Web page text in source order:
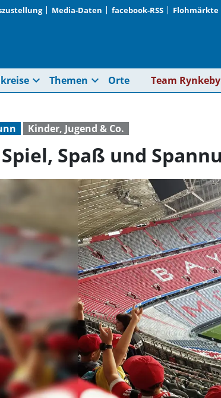
Media-Daten facebook-RSS Flohmärkte
Jede
expand_more Themen expand_more Orte Team Rynkeby
Kinder, Jugend & Co.
Spaß und